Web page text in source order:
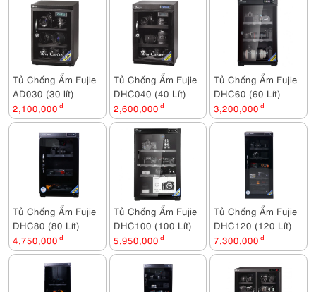
Tủ Chống Ẩm Fujie
AD030 (30 lít)
2,100,000 đ
Tủ Chống Ẩm Fujie
DHC040 (40 Lít)
2,600,000 đ
Tủ Chống Ẩm Fujie
DHC60 (60 Lít)
3,200,000 đ
Tủ Chống Ẩm Fujie
DHC80 (80 Lít)
4,750,000 đ
Tủ Chống Ẩm Fujie
DHC100 (100 Lít)
5,950,000 đ
Tủ Chống Ẩm Fujie
DHC120 (120 Lít)
7,300,000 đ